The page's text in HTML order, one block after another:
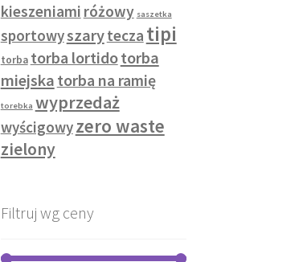
kieszeniami różowy saszetka
sportowyszarytecza tipi
torba torba lortidotorba
miejska torba na ramię
torebka wyprzedaż
wyścigowyzero waste
zielony
Filtruj wg ceny